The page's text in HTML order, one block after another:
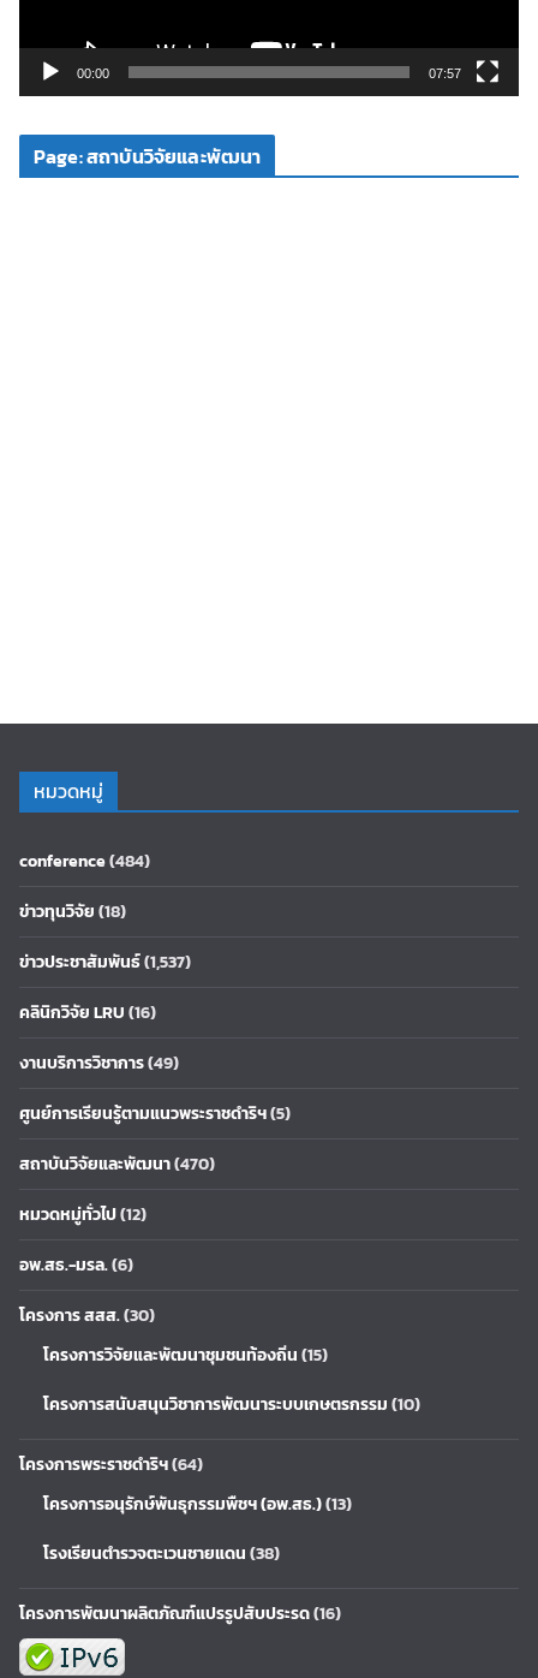
ดี
00:00 07:57
Page: สถาบันวิจัยและพัฒนา
หมวดหมู่
conference(484)
ข่าวทุนวิจัย(18)
ข่าวประชาสัมพันธ์(1,537)
คลินิกวิจัย LRU(16)
งานบริการวิชาการ(49)
ศูนย์การเรียนรู้ตามแนวพระราชดำริฯ(5)
สถาบันวิจัยและพัฒนา(470)
หมวดหมู่ทั่วไป(12)
อพ.สธ.-มรล.(6)
โครงการ สสส.(30)
โครงการวิจัยและพัฒนาชุมชนท้องถิ่น(15)
โครงการสนับสนุนวิชาการพัฒนาระบบเกษตรกรรม(10)
โครงการพระราชดำริฯ(64)
โครงการอนุรักษ์พันธุกรรมพืชฯ (อพ.สธ.)(13)
โรงเรียนตำรวจตะเวนชายแดน(38)
โครงการพัฒนาผลิตภัณฑ์แปรรูปสับประรด(16)